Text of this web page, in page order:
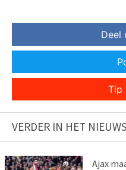
Deel
Tip
VERDER IN HET
Ajax